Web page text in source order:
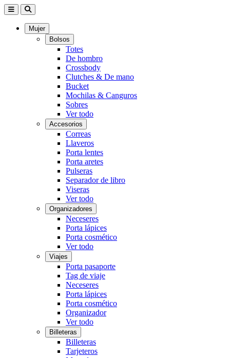
Mujer
Bolsos
Totes
De hombro
Crossbody
Clutches & De mano
Bucket
Mochilas & Canguros
Sobres
Ver todo
Accesorios
Correas
Llaveros
Porta lentes
Porta aretes
Pulseras
Separador de libro
Viseras
Ver todo
Organizadores
Neceseres
Porta lápices
Porta cosmético
Ver todo
Viajes
Porta pasaporte
Tag de viaje
Neceseres
Porta lápices
Porta cosmético
Organizador
Ver todo
Billeteras
Billeteras
Tarjeteros